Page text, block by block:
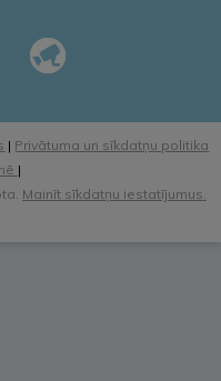
| Privātuma un sīkdatņu politika
|
Mainīt sīkdatņu iestatījumus.